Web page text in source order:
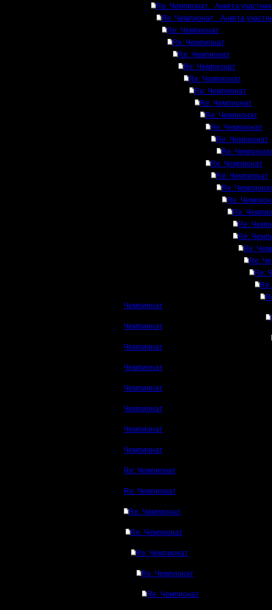
Re: Чемпионат. Анкета
Re: Чемпионат. Анкета
Re: Чемпионат
Re: Чемпионат
Re: Чемпионат
Re: Чемпионат
Re: Чемпионат
Re: Чемпионат
Re: Чемпионат
Re: Чемпионат
Re: Чемпионат
Re: Чемпионат
Re:
Re: Чемпионат
Re: Чемпионат
Re:
Re:
Re:
Re:
Re:
Re:
Re:
Re:
Чемпионат
Чемпионат
Чемпионат
Чемпионат
Чемпионат
Чемпионат
Чемпионат
Чемпионат
Re: Чемпионат
Re: Чемпионат
Re: Чемпионат
Re: Чемпионат
Re: Чемпионат
Re: Чемпионат
Re: Чемпионат